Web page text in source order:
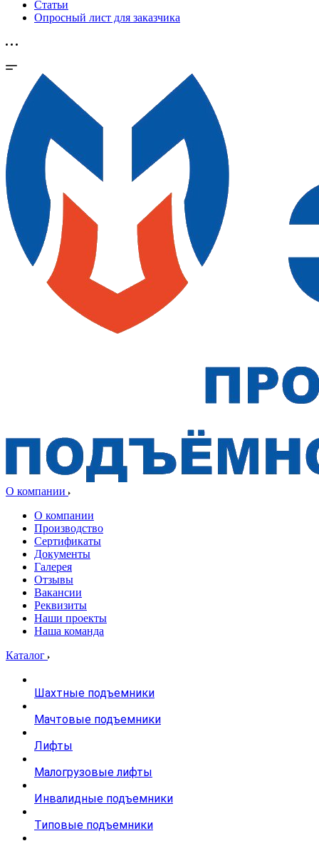
Статьи
Опросный лист для заказчика
О компании
О компании
Производство
Сертификаты
Документы
Галерея
Отзывы
Вакансии
Реквизиты
Наши проекты
Наша команда
Каталог
Шахтные подъемники
Мачтовые подъемники
Лифты
Малогрузовые лифты
Инвалидные подъемники
Типовые подъемники